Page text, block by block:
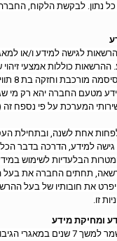
כל נתון. לבקשת הלקוח,
לגישה למידע ו/או
ההרשאות כוללות אמצעי זיהוי
מורכבת וחזקה בת 8 תווים לפחות.
מטעם החברה יהא רק מי
המערכת על פי נספח זה
לפחות אחת לשנה, ובתחילת
למידע, הדרכה בדבר
הבלעדיות לשימוש
תחתים החברה את בעל
את חובותיו של בעל
זו.
ומחיקת מידע
5.1. המידע עשוי להשמר למשך 7 שנים